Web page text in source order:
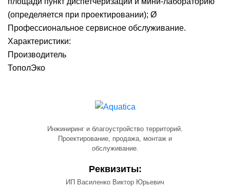
(определяется при проектировании); Ø
Профессиональное сервисное обслуживание.
Характеристики:
Производитель
ТополЭко
Инжиниринг и благоустройство территорий.
Проектирование, продажа, монтаж и
обслуживание.
Реквизиты:
ИП Василенко Виктор Юрьевич